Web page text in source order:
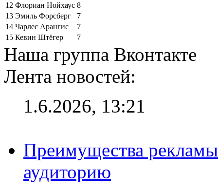
12 Флориан Нойхаус 8
13 Эмиль Форсберг
7
14 Чарлес Арангис
7
15 Кевин Штёгер 7
Наша группа Вконтакте
Лента новостей:
1.6.2026, 13:21
Преимущества
аудиторию